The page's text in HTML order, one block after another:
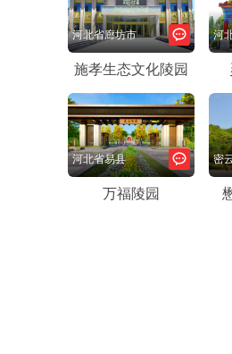
河北省廊坊市
施孝生态文化陵园
河
河北省易县
万福陵园
密